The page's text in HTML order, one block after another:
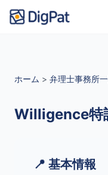
ホーム > 弁理士事務所
Willigence特
📍 基本情報